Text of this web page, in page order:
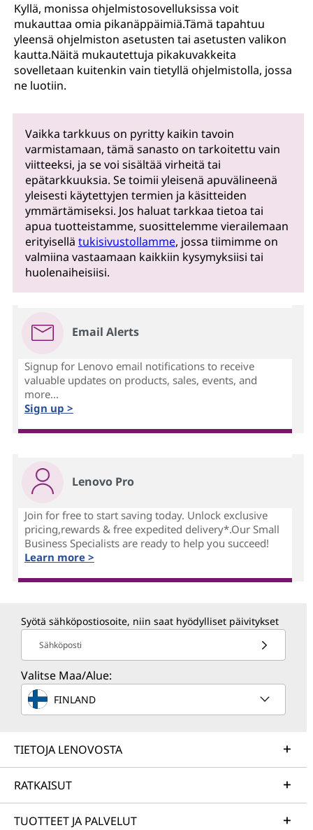
Kyllä, monissa ohjelmistosovelluksissa voit
mukauttaa omia pikanäppäimiä.Tämä tapahtuu
yleensä ohjelmiston asetusten tai asetusten valikon
kautta.Näitä mukautettuja pikakuvakkeita
sovelletaan kuitenkin vain tietyllä ohjelmistolla, jossa
ne luotiin.
Vaikka tarkkuus on pyritty kaikin tavoin
varmistamaan, tämä sanasto on tarkoitettu vain
viitteeksi, ja se voi sisältää virheitä tai
epätarkkuuksia. Se toimii yleisenä apuvälineenä
yleisesti käytettyjen termien ja käsitteiden
ymmärtämiseksi. Jos haluat tarkkaa tietoa tai
apua tuotteistamme, suosittelemme vierailemaan
erityisellä tukisivustollamme, jossa tiimimme on
valmiina vastaamaan kaikkiin kysymyksiisi tai
huolenaiheisiisi.
Email Alerts
Signup for Lenovo email notifications to receive
valuable updates on products, sales, events, and
more...
Sign up >
Lenovo Pro
Join for free to start saving today. Unlock exclusive
pricing,rewards & free expedited delivery*.Our Small
Business Specialists are ready to help you succeed!
Learn more >
Syötä sähköpostiosoite, niin saat hyödylliset päivitykset
Sähköposti
Valitse Maa/Alue:
FINLAND
TIETOJA LENOVOSTA
RATKAISUT
TUOTTEET JA PALVELUT